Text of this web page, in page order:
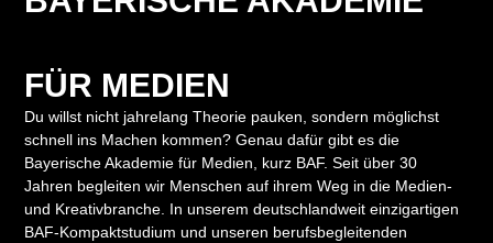
FÜR MEDIEN
Du willst nicht jahrelang Theorie pauken, sondern möglichst
schnell ins Machen kommen? Genau dafür gibt es die
Bayerische Akademie für Medien, kurz BAF. Seit über 30
Jahren begleiten wir Menschen auf ihrem Weg in die Medien-
und Kreativbranche. In unserem deutschlandweit einzigartigen
BAF-Kompaktstudium und unseren berufsbegleitenden